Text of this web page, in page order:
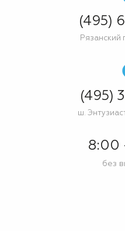
(495)
Рязанский
(495)
ш.
8:00
без